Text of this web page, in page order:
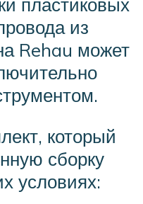
из
Rehau может
который
сборку
условиях: